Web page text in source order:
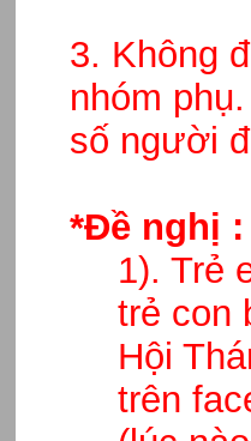
3. Không
nhóm
số người
*Đề nghị :
1). Trẻ
trẻ con
Hội
trên